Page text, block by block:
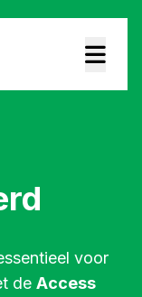
voor
de Access